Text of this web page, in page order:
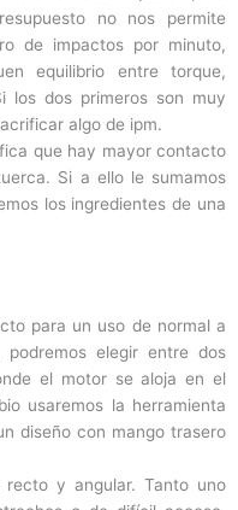
no nos permite
de impactos por minuto,
equilibrio entre torque,
los dos primeros son muy
algo de ipm.
que hay mayor contacto
Si a ello le sumamos
los ingredientes de una
para un uso de normal a
elegir entre dos
el motor se aloja en el
usaremos la herramienta
diseño con mango trasero
recto y angular. Tanto uno